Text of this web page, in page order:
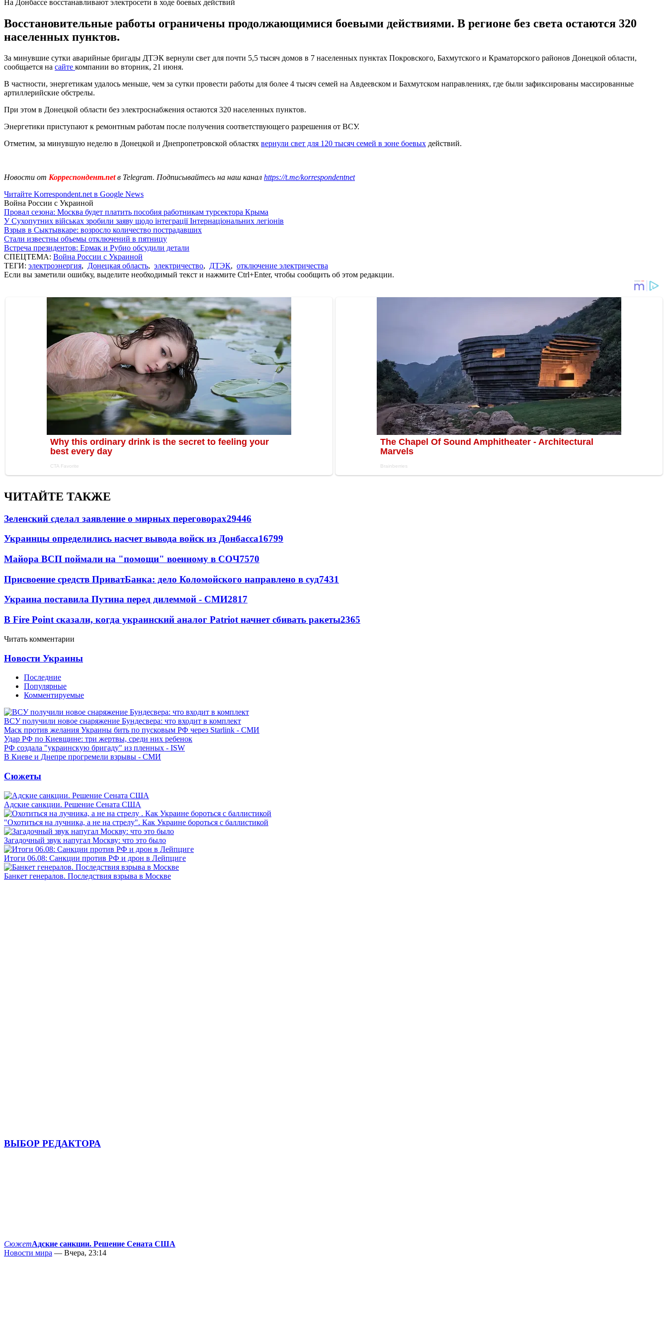
На Донбассе восстанавливают электросети в ходе боевых действий
Восстановительные работы ограничены продолжающимися боевыми действиями. В регионе без света остаются 320
населенных пунктов.
За минувшие сутки аварийные бригады ДТЭК вернули свет для почти 5,5 тысяч домов в 7 населенных пунктах Покровского, Бахмутского и Краматорского районов Донецкой области,
сообщается на сайте компании во вторник, 21 июня.
В частности, энергетикам удалось меньше, чем за сутки провести работы для более 4 тысяч семей на Авдеевском и Бахмутском направлениях, где были зафиксированы массированные
артиллерийские обстрелы.
При этом в Донецкой области без электроснабжения остаются 320 населенных пунктов.
Энергетики приступают к ремонтным работам после получения соответствующего разрешения от ВСУ.
Отметим, за минувшую неделю в Донецкой и Днепропетровской областях вернули свет для 120 тысяч семей в зоне боевых действий.
Новости от Корреспондент.netв Telegram. Подписывайтесь на наш канал https://t.me/korrespondentnet
Читайте Korrespondent.net в Google News
Война России с Украиной
Провал сезона: Москва будет платить пособия работникам турсектора Крыма
У Сухопутних військах зробили заяву щодо інтеграції Інтернаціональних легіонів
Взрыв в Сыктывкаре: возросло количество пострадавших
Стали известны объемы отключений в пятницу
Встреча президентов: Ермак и Рубио обсудили детали
СПЕЦТЕМА: Война России с Украиной
ТЕГИ: электроэнергия, Донецкая область, электричество, ДТЭК, отключение электричества
Если вы заметили ошибку, выделите необходимый текст и нажмите Ctrl+Enter, чтобы сообщить об этом редакции.
ЧИТАЙТЕ ТАКЖЕ
Зеленский сделал заявление о мирных переговорах29446
Украинцы определились насчет вывода войск из Донбасса16799
Майора ВСП поймали на "помощи" военному в СОЧ7570
Присвоение средств ПриватБанка: дело Коломойского направлено в суд7431
Украина поставила Путина перед дилеммой - СМИ2817
В Fire Point сказали, когда украинский аналог Patriot начнет сбивать ракеты2365
Читать комментарии
Новости Украины
Последние
Популярные
Комментируемые
ВСУ получили новое снаряжение Бундесвера: что входит в комплект
Маск против желания Украины бить по пусковым РФ через Starlink - СМИ
Удар РФ по Киевщине: три жертвы, среди них ребенок
РФ создала "украинскую бригаду" из пленных - ISW
В Киеве и Днепре прогремели взрывы - СМИ
Сюжеты
Адские санкции. Решение Сената США
"Охотиться на лучника, а не на стрелу". Как Украине бороться с баллистикой
Загадочный звук напугал Москву: что это было
Итоги 06.08: Санкции против РФ и дрон в Лейпциге
Банкет генералов. Последствия взрыва в Москве
ВЫБОР РЕДАКТОРА
СюжетАдские санкции. Решение Сената США
Новости мира — Вчера, 23:14